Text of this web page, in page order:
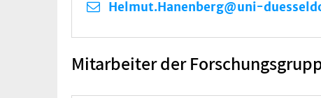
Helmut.Hanenberg@uni-
Mitarbeiter der